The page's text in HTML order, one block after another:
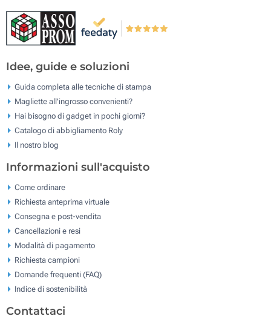
Idee, guide e soluzioni
Guida completa alle tecniche di stampa
Magliette all'ingrosso convenienti?
Hai bisogno di gadget in pochi giorni?
Catalogo di abbigliamento Roly
Il nostro blog
Informazioni sull'acquisto
Come ordinare
Richiesta anteprima virtuale
Consegna e post-vendita
Cancellazioni e resi
Modalità di pagamento
Richiesta campioni
Domande frequenti (FAQ)
Indice di sostenibilità
Contattaci